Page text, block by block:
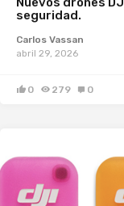
seguridad.
Carlos Vassan
abril 29, 2026
0 279 0